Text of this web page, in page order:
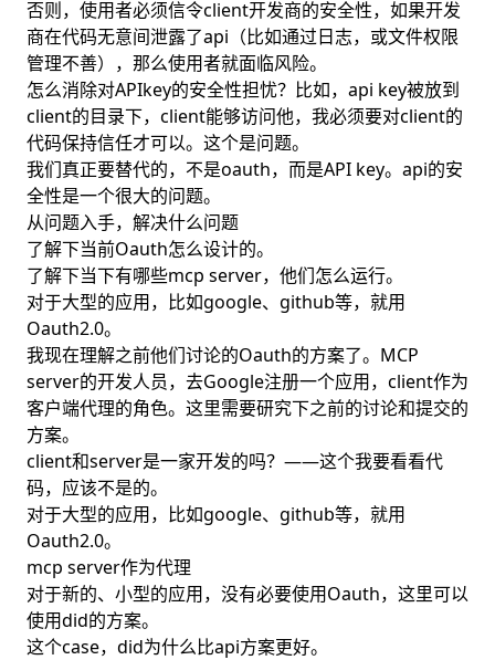
否则，使用者必须信令client开发商的安全性，如果开发
商在代码无意间泄露了api（比如通过日志，或文件权限
管理不善），那么使用者就面临风险。
怎么消除对APIkey的安全性担忧？比如，api key被放到
client的目录下，client能够访问他，我必须要对client的
代码保持信任才可以。这个是问题。
我们真正要替代的，不是oauth，而是API key。api的安
全性是一个很大的问题。
从问题入手，解决什么问题
了解下当前Oauth怎么设计的。
了解下当下有哪些mcp server，他们怎么运行。
对于大型的应用，比如google、github等，就用
Oauth2.0。
我现在理解之前他们讨论的Oauth的方案了。MCP
server的开发人员，去Google注册一个应用，client作为
客户端代理的角色。这里需要研究下之前的讨论和提交的
方案。
client和server是一家开发的吗？——这个我要看看代
码，应该不是的。
对于大型的应用，比如google、github等，就用
Oauth2.0。
mcp server作为代理
对于新的、小型的应用，没有必要使用Oauth，这里可以
使用did的方案。
这个case，did为什么比api方案更好。